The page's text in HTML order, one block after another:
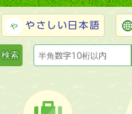
やさしい日本語
検索